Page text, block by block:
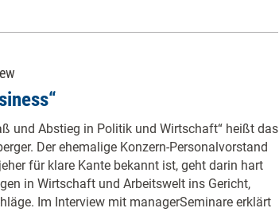
und Abstieg in Politik und Wirtschaft“ heißt das
Der ehemalige Konzern-Personalvorstand
für klare Kante bekannt ist, geht darin hart
in Wirtschaft und Arbeitswelt ins Gericht,
Im Interview mit managerSeminare erklärt